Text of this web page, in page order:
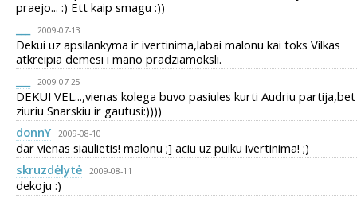
praejo... :) Ett kaip smagu :))
2009-07-13
Dekui uz apsilankyma ir ivertinima,labai malonu kai toks Vilkas
atkreipia demesi i mano pradziamoksli.
2009-07-25
DEKUI VEL...,vienas kolega buvo pasiules kurti Audriu partija,bet
ziuriu Snarskiu ir gautusi:))))
donnY
2009-08-10
dar vienas siaulietis! malonu ;] aciu uz puiku ivertinima! ;)
skruzdėlytė
2009-08-11
dekoju :)